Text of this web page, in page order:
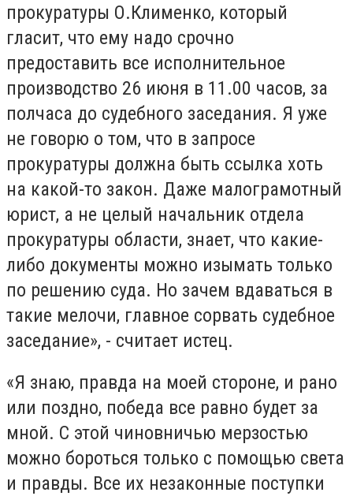
прокуратуры О.Клименко, который
гласит, что ему надо срочно
предоставить все исполнительное
производство 26 июня в 11.00 часов, за
полчаса до судебного заседания. Я уже
не говорю о том, что в запросе
прокуратуры должна быть ссылка хоть
на какой-то закон. Даже малограмотный
юрист, а не целый начальник отдела
прокуратуры области, знает, что какие-
либо документы можно изымать только
по решению суда. Но зачем вдаваться в
такие мелочи, главное сорвать судебное
заседание», - считает истец.
«Я знаю, правда на моей стороне, и рано
или поздно, победа все равно будет за
мной. С этой чиновничью мерзостью
можно бороться только с помощью света
и правды. Все их незаконные поступки